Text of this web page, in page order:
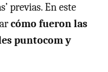
previas. En este
cómo fueron las
puntocom y